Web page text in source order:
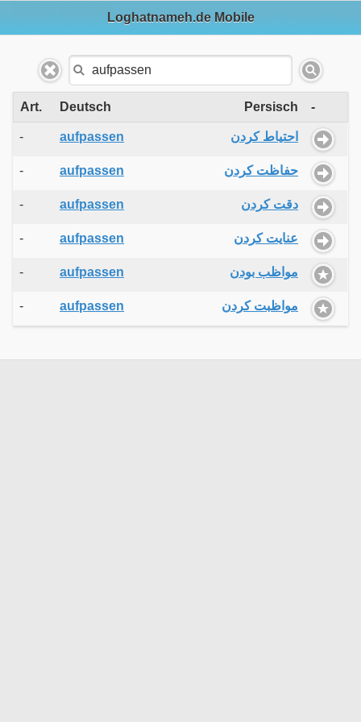
Loghatnameh.de Mobile
Art. Deutsch Persisch -
- aufpassen احتیاط کردن
- aufpassen حفاظت کردن
- aufpassen دقت کردن
- aufpassen عنایت کردن
- aufpassen مواظب بودن
- aufpassen مواظبت کردن